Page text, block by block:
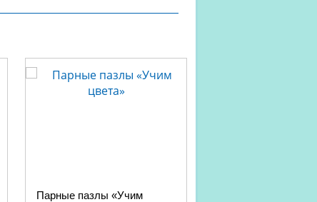
Парные пазлы «Учим